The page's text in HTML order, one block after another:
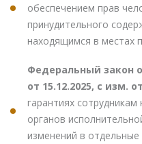
обеспечением прав
принудительного
находящимся в местах
Федеральный закон
от 15.12.2025, с изм.
гарантиях
органов
изменений в